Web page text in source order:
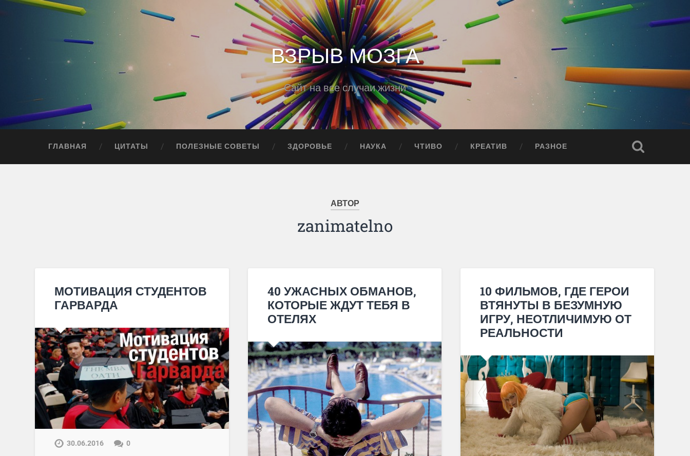
ВЗРЫВ МОЗГА
Сайт на все случаи жизни
ГЛАВНАЯ ЦИТАТЫ ПОЛЕЗНЫЕ СОВЕТЫ ЗДОРОВЬЕ НАУКА ЧТИВО КРЕАТИВ РАЗНОЕ
АВТОР
zanimatelno
МОТИВАЦИЯ СТУДЕНТОВ
ГАРВАРДА
30.06.2016 0
40 УЖАСНЫХ ОБМАНОВ,
КОТОРЫЕ ЖДУТ ТЕБЯ В
ОТЕЛЯХ
10 ФИЛЬМОВ, ГДЕ ГЕРОИ
ВТЯНУТЫ В БЕЗУМНУЮ
ИГРУ, НЕОТЛИЧИМУЮ ОТ
РЕАЛЬНОСТИ